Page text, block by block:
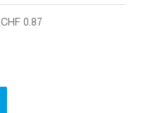
CHF 0.87